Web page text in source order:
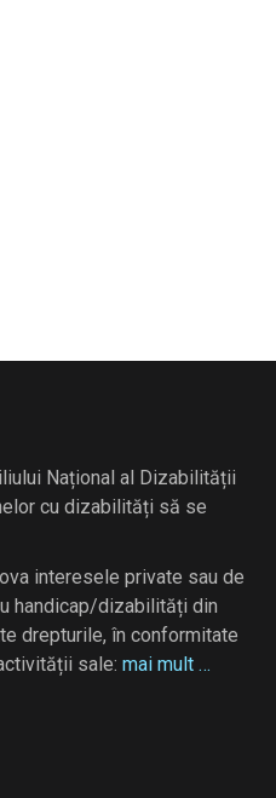
Național al Dizabilității
cu dizabilități să se
interesele private sau de
handicap/dizabilități din
drepturile, în conformitate
sale: mai mult …